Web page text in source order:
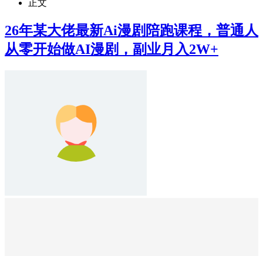
正文
26年某大佬最新Ai漫剧陪跑课程，普通人
从零开始做AI漫剧，副业月入2W+